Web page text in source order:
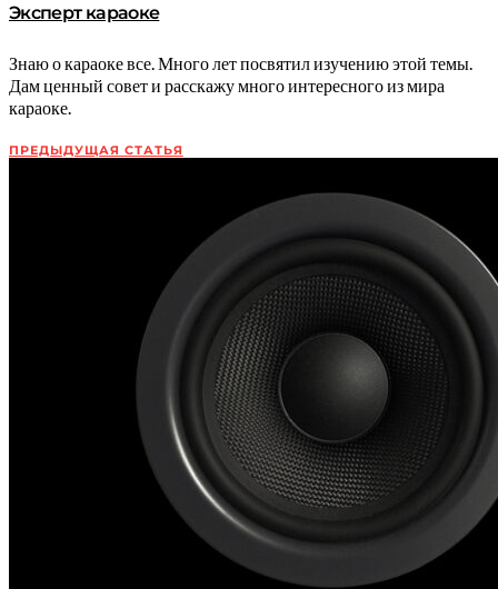
Эксперт караоке
Знаю о караоке все. Много лет посвятил изучению этой темы.
Дам ценный совет и расскажу много интересного из мира
караоке.
ПРЕДЫДУЩАЯ СТАТЬЯ